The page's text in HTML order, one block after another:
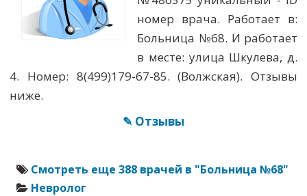
номер врача. Работает в:
Больница №68. И работает
в месте: улица Шкулева, д.
4. Номер: 8(499)179-67-85. (Волжская). Отзывы
ниже.
✎ Отзывы
Смотреть еще 388 врачей в "Больница №68"
Невролог